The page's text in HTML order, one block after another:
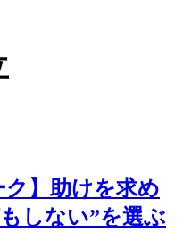
ク】助けを求め
しない”を選ぶ